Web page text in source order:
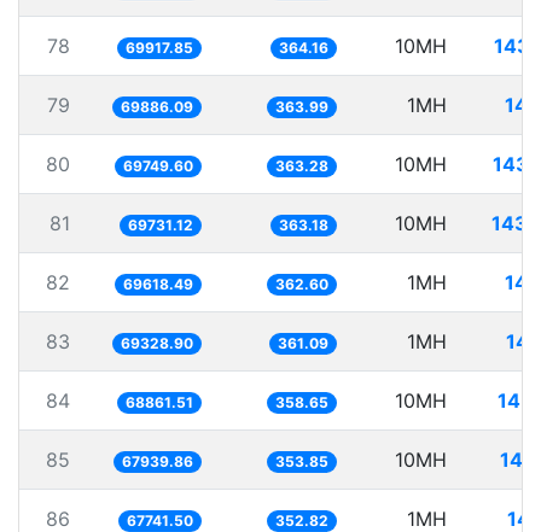
78 69917.85 364.16 10MH
79 69886.09 363.99 1MH
80 69749.60 363.28 10MH
81 69731.12 363.18 10MH
82 69618.49 362.60 1MH
83 69328.90 361.09 1MH
84 68861.51 358.65 10MH
85 67939.86 353.85 10MH
86 67741.50 352.82 1MH